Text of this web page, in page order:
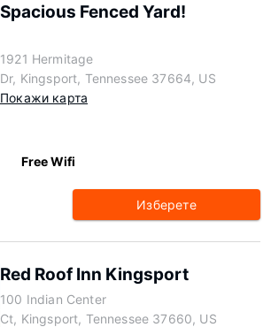
Spacious Fenced Yard!
1921 Hermitage
Dr, Kingsport, Tennessee 37664, US
Покажи карта
Free Wifi
Изберете
Red Roof Inn Kingsport
100 Indian Center
Ct, Kingsport, Tennessee 37660, US